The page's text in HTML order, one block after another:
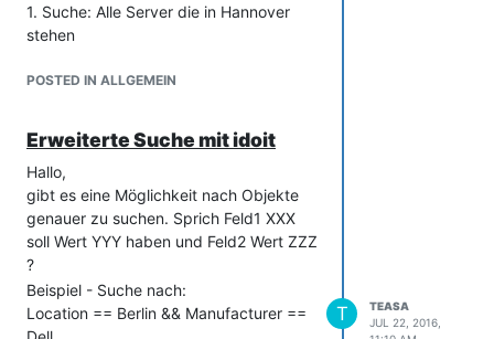
1. Suche: Alle Server die in Hannover
stehen
3. Ergebnis: Alle Objekte auf die beides
POSTED IN ALLGEMEIN
Erweiterte Suche mit idoit
Hallo,
gibt es eine Möglichkeit nach Objekte
genauer zu suchen. Sprich Feld1 XXX
soll Wert YYY haben und Feld2 Wert ZZZ
?
Beispiel - Suche nach:
Location == Berlin && Manufacturer ==
T
TEASA
JUL 22, 2016,